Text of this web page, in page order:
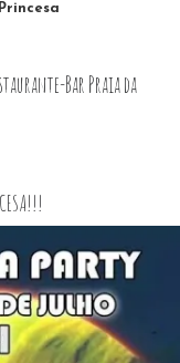
Bar Praia da